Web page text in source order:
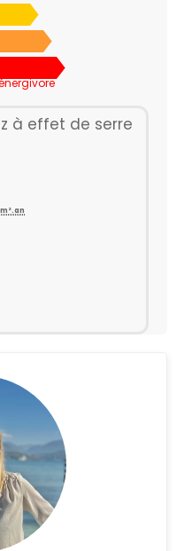
à effet de serre